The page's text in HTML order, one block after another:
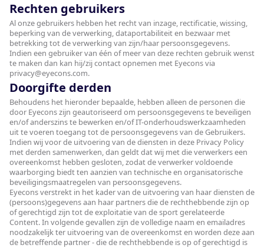
Rechten gebruikers
Al onze gebruikers hebben het recht van inzage, rectificatie, wissing,
beperking van de verwerking, dataportabiliteit en bezwaar met
betrekking tot de verwerking van zijn/haar persoonsgegevens.
Indien een gebruiker van één of meer van deze rechten gebruik wenst
te maken dan kan hij/zij contact opnemen met Eyecons via
privacy@eyecons.com.
Doorgifte derden
Behoudens het hieronder bepaalde, hebben alleen de personen die
door Eyecons zijn geautoriseerd om persoonsgegevens te beveiligen
en/of anderszins te bewerken en/of IT-onderhoudswerkzaamheden
uit te voeren toegang tot de persoonsgegevens van de Gebruikers.
Indien wij voor de uitvoering van de diensten in deze Privacy Policy
met derden samenwerken, dan geldt dat wij met die verwerkers een
overeenkomst hebben gesloten, zodat de verwerker voldoende
waarborging biedt ten aanzien van technische en organisatorische
beveiligingsmaatregelen van persoonsgegevens.
Eyecons verstrekt in het kader van de uitvoering van haar diensten de
(persoons)gegevens aan haar partners die de rechthebbende zijn op
of gerechtigd zijn tot de exploitatie van de sport gerelateerde
Content. In volgende gevallen zijn de volledige naam en emailadres
noodzakelijk ter uitvoering van de overeenkomst en worden deze aan
de betreffende partner - die de rechthebbende is op of gerechtigd is